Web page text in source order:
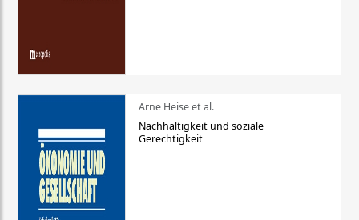
Arne Heise et al.
Nachhaltigkeit und soziale
Gerechtigkeit